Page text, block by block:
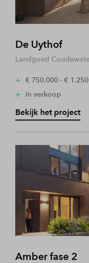
De Uythof
Landgoed
€ 750.000 - €
In verkoop
Bekijk het project
Amber fase 2